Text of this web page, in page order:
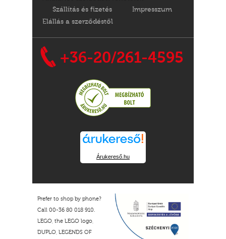
Szállítás és fizetés
Impresszum
Elállás a szerződéstől
+36-20/261-4595
Árukereső.hu
Prefer to shop by phone?
Call 00-36 80 018 910.
LEGO, the LEGO logo,
DUPLO, LEGENDS OF